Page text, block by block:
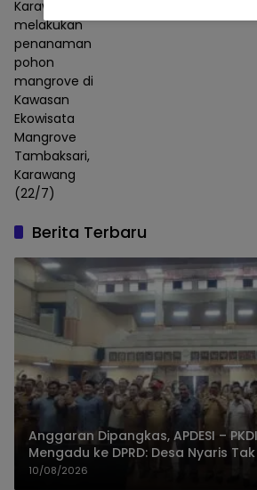
Karawang
melakukan
penanaman
pohon
mangrove di
Kawasan
Ekowisata
Mangrove
Tambaksari,
Karawang
(22/7)
Berita Terbaru
Anggaran Dipangkas, APDESI –
Mengadu ke DPRD: Desa Nyaris
Infrastruktur
10/08/2026